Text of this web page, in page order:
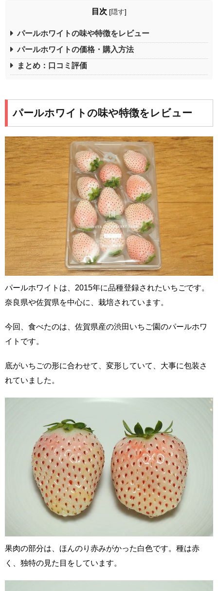
目次 [隠す]
パールホワイトの味や特徴をレビュー
パールホワイトの価格・購入方法
まとめ：口コミ評価
パールホワイトの味や特徴をレビュー
パールホワイトは、2015年に品種登録されたいちごです。
奈良県や佐賀県を中心に、栽培されています。
今回、食べたのは、佐賀県産の渋田いちご園のパールホワ
イトです。
底がいちごの形に合わせて、変形していて、大事に包装さ
れていました。
果肉の部分は、ほんのり赤みがかった白色です。種は赤
く、独特の見た目をしています。